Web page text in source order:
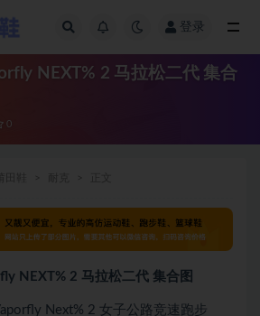
登录
NEXT% 2 马拉松二代 集合
0
NEXT% 2 马拉松二代 集合图
Next% 2 女子公路竞速跑步